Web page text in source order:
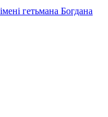
гетьмана Богдана